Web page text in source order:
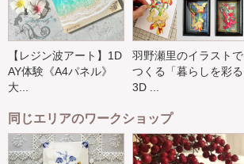
【レジン波アート】1D
AY体験《A4パネル》
大...
羽野瀬里のイラストで
つくる「暮らしを彩る
3D ...
同じエリアのワークショップ